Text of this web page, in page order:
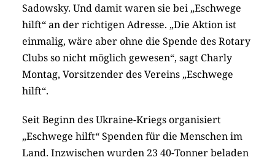
Sadowsky. Und damit waren sie bei „Eschwege
hilft“ an der richtigen Adresse. „Die Aktion ist
einmalig, wäre aber ohne die Spende des Rotary
Clubs so nicht möglich gewesen“, sagt Charly
Montag, Vorsitzender des Vereins „Eschwege
hilft“.
Seit Beginn des Ukraine-Kriegs organisiert
„Eschwege hilft“ Spenden für die Menschen im
Land. Inzwischen wurden 23 40-Tonner beladen